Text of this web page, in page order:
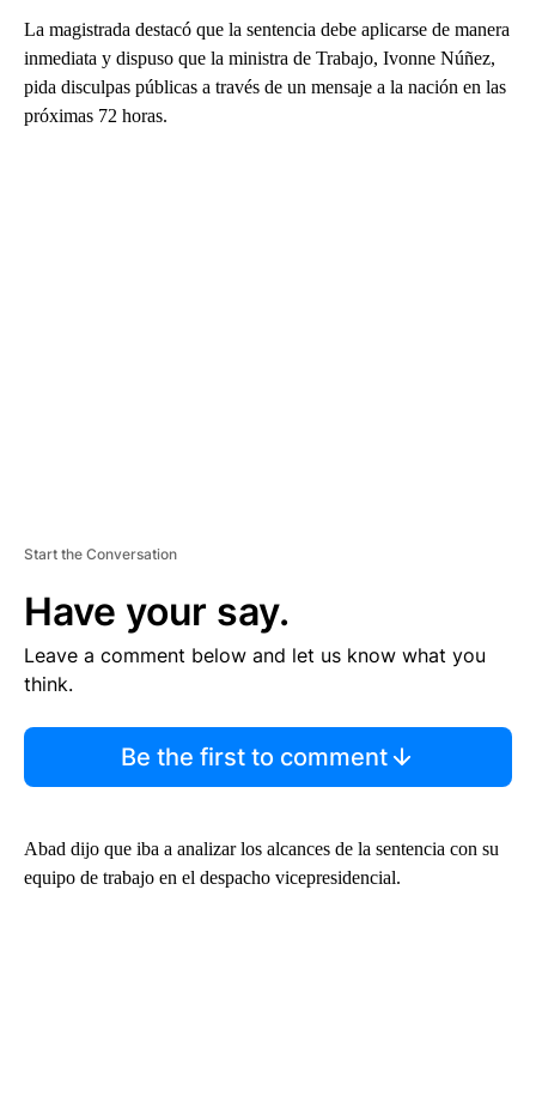
La magistrada destacó que la sentencia debe aplicarse de manera
inmediata y dispuso que la ministra de Trabajo, Ivonne Núñez,
pida disculpas públicas a través de un mensaje a la nación en las
próximas 72 horas.
Start the Conversation
Have your say.
Leave a comment below and let us know what you
think.
Be the first to comment
Abad dijo que iba a analizar los alcances de la sentencia con su
equipo de trabajo en el despacho vicepresidencial.